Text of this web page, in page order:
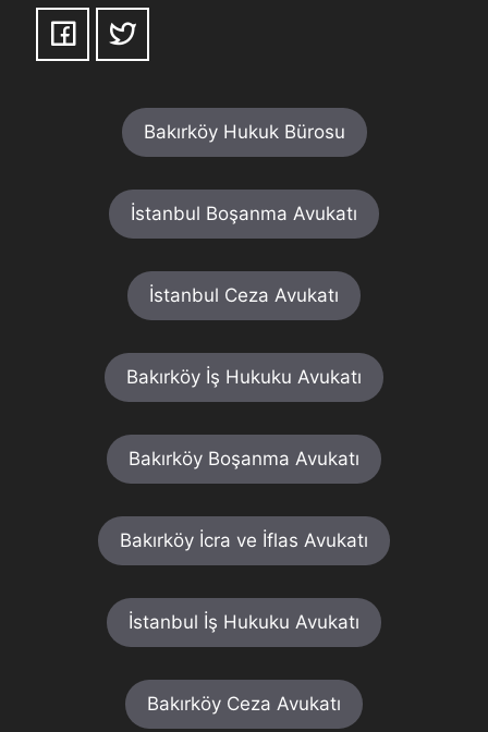
Bakırköy Hukuk Bürosu
İstanbul Boşanma Avukatı
İstanbul Ceza Avukatı
Bakırköy İş Hukuku Avukatı
Bakırköy Boşanma Avukatı
Bakırköy İcra ve İflas Avukatı
İstanbul İş Hukuku Avukatı
Bakırköy Ceza Avukatı